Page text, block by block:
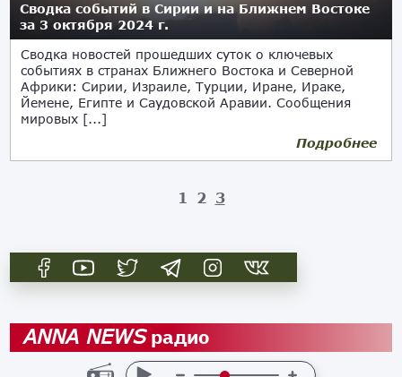
Сводка событий в Сирии и на Ближнем Востоке
за 3 октября 2024 г.
Сводка новостей прошедших суток о ключевых
событиях в странах Ближнего Востока и Северной
Африки: Сирии, Израиле, Турции, Иране, Ираке,
Йемене, Египте и Саудовской Аравии. Сообщения
мировых [...]
Подробнее
1 2 3
ANNA NEWSрадио